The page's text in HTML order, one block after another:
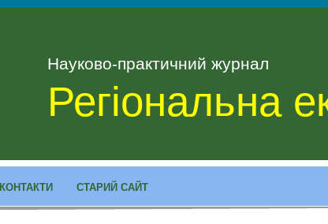
Науково-практичний журнал
Регіональна
КОНТАКТИ СТАРИЙ САЙТ